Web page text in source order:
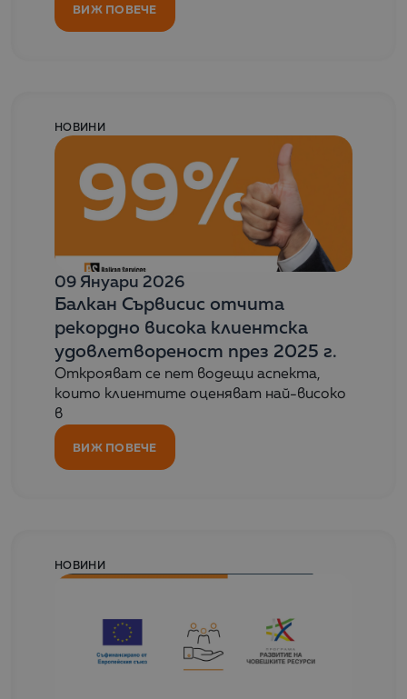
ВИЖ ПОВЕЧЕ
НОВИНИ
09 Януари 2026
Балкан Сървисис отчита
рекордно висока клиентска
удовлетвореност през 2025 г.
Oткрояват се пет водещи аспекта,
които клиентите оценяват най-високо
в
ВИЖ ПОВЕЧЕ
НОВИНИ